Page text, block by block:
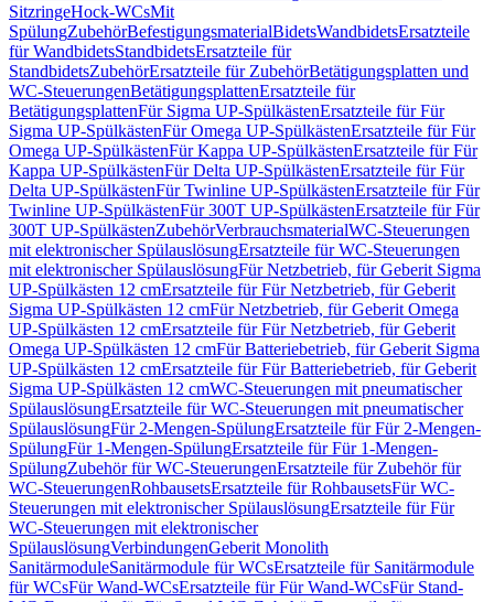
SitzringeHock-WCsMit
SpülungZubehörBefestigungsmaterialBidetsWandbidetsErsatzteile
für WandbidetsStandbidetsErsatzteile für
StandbidetsZubehörErsatzteile für ZubehörBetätigungsplatten und
WC-SteuerungenBetätigungsplattenErsatzteile für
BetätigungsplattenFür Sigma UP-SpülkästenErsatzteile für Für
Sigma UP-SpülkästenFür Omega UP-SpülkästenErsatzteile für Für
Omega UP-SpülkästenFür Kappa UP-SpülkästenErsatzteile für Für
Kappa UP-SpülkästenFür Delta UP-SpülkästenErsatzteile für Für
Delta UP-SpülkästenFür Twinline UP-SpülkästenErsatzteile für Für
Twinline UP-SpülkästenFür 300T UP-SpülkästenErsatzteile für Für
300T UP-SpülkästenZubehörVerbrauchsmaterialWC-Steuerungen
mit elektronischer SpülauslösungErsatzteile für WC-Steuerungen
mit elektronischer SpülauslösungFür Netzbetrieb, für Geberit Sigma
UP-Spülkästen 12 cmErsatzteile für Für Netzbetrieb, für Geberit
Sigma UP-Spülkästen 12 cmFür Netzbetrieb, für Geberit Omega
UP-Spülkästen 12 cmErsatzteile für Für Netzbetrieb, für Geberit
Omega UP-Spülkästen 12 cmFür Batteriebetrieb, für Geberit Sigma
UP-Spülkästen 12 cmErsatzteile für Für Batteriebetrieb, für Geberit
Sigma UP-Spülkästen 12 cmWC-Steuerungen mit pneumatischer
SpülauslösungErsatzteile für WC-Steuerungen mit pneumatischer
SpülauslösungFür 2-Mengen-SpülungErsatzteile für Für 2-Mengen-
SpülungFür 1-Mengen-SpülungErsatzteile für Für 1-Mengen-
SpülungZubehör für WC-SteuerungenErsatzteile für Zubehör für
WC-SteuerungenRohbausetsErsatzteile für RohbausetsFür WC-
Steuerungen mit elektronischer SpülauslösungErsatzteile für Für
WC-Steuerungen mit elektronischer
SpülauslösungVerbindungenGeberit Monolith
SanitärmoduleSanitärmodule für WCsErsatzteile für Sanitärmodule
für WCsFür Wand-WCsErsatzteile für Für Wand-WCsFür Stand-